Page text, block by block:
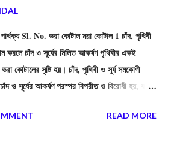
Sl. No. ভরা কোটাল মরা কোটাল 1 চাঁদ, পৃথিবী
করলে চাঁদ ও সূর্যের মিলিত আকর্ষণ পৃথিবীর একই
কোটালের সৃষ্টি হয়। চাঁদ, পৃথিবী ও সূর্য সমকোণী
ও সূর্যের আকর্ষণ পরস্পর বিপরীত ও বিরোধী হয়, ফলে
মানবজীবনের উপর মরা কোটালের প্রভাব কম। 3 ভরা
READ MORE